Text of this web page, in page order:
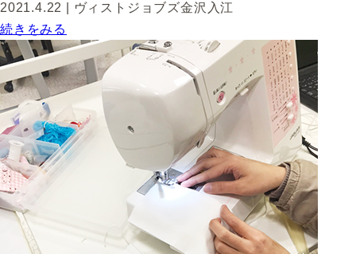
2021.4.22
| ヴィストジョブズ金沢入江
続きをみる